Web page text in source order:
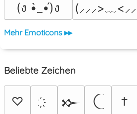
(ง •̀_•́)ง
Mehr Emoticons ▸▸
Beliebte Zeichen
♡ 𒁍 †